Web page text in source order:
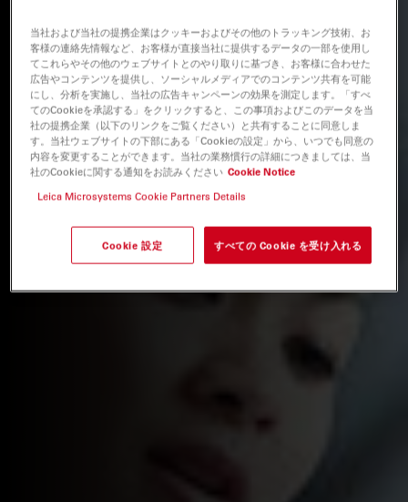
当社および当社の提携企業はクッキーおよびその他のトラッキング技術、お
客様の連絡先情報など、お客様が直接当社に提供するデータの一部を使用し
てこれらやその他のウェブサイトとのやり取りに基づき、お客様に合わせた
広告やコンテンツを提供し、ソーシャルメディアでのコンテンツ共有を可能
にし、分析を実施し、当社の広告キャンペーンの効果を測定します。「すべ
てのCookieを承認する」をクリックすると、この事項およびこのデータを当
社の提携企業（以下のリンクをご覧ください）と共有することに同意しま
す。当社ウェブサイトの下部にある「Cookieの設定」から、いつでも同意の
内容を変更することができます。当社の業務慣行の詳細につきましては、当
社のCookieに関する通知をお読みください Cookie Notice
Leica Microsystems Cookie Partners Details
Cookie 設定 すべての Cookie を受け入れる